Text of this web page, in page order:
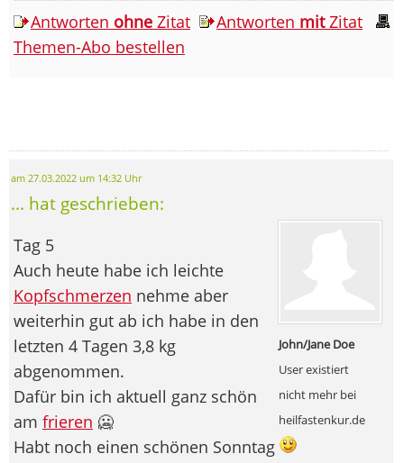
Antworten ohne Zitat Antworten mitZitat
Themen-Abo bestellen
am 27.03.2022 um 14:32 Uhr
... hat geschrieben:
John/Jane Doe
User existiert
nicht mehr bei
heilfastenkur.de
Tag 5
Auch heute habe ich leichte
Kopfschmerzen nehme aber
weiterhin gut ab ich habe in den
letzten 4 Tagen 3,8 kg
abgenommen.
Dafür bin ich aktuell ganz schön
am frieren 🥶
Habt noch einen schönen Sonntag